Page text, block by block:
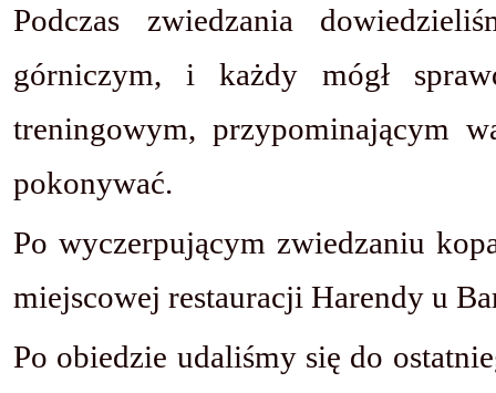
Podczas zwiedzania
górniczym, i każdy mógł
treningowym, przypominającym
pokonywać.
Po wyczerpującym zwiedzaniu
miejscowej restauracji Harendy u
Po obiedzie udaliśmy się do